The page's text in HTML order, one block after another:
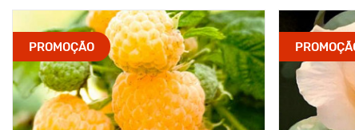
PROMOÇÃO